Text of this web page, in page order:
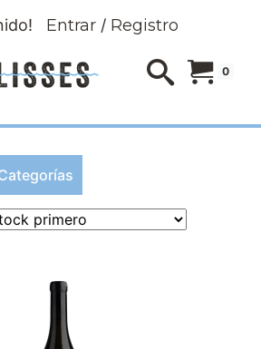
Entrar/ Registro
0